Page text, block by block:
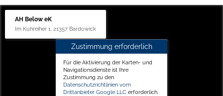
AH Below eK
Im Kuhreiher 1, 21357 Bardowick
Zustimmung erforderlich
Für die Aktivierung der Karten- und
Navigationsdienste ist Ihre
Zustimmung zu den
Datenschutzrichtlinien vom
Drittanbieter Google LLC erforderlich.